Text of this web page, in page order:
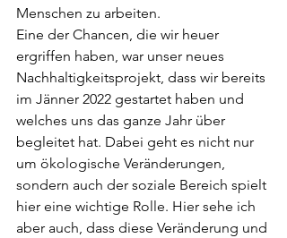
Menschen zu arbeiten.
Eine der Chancen, die wir heuer
ergriffen haben, war unser neues
Nachhaltigkeitsprojekt, dass wir bereits
im Jänner 2022 gestartet haben und
welches uns das ganze Jahr über
begleitet hat. Dabei geht es nicht nur
um ökologische Veränderungen,
sondern auch der soziale Bereich spielt
hier eine wichtige Rolle. Hier sehe ich
aber auch, dass diese Veränderung und